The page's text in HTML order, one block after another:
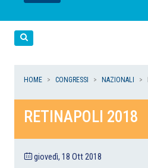
LEGGI
LEGGI
LEGGI
LEGGI
HOME CONGRESSI NAZIONALI
RETINAPOLI 2018
giovedì, 18 Ott 2018